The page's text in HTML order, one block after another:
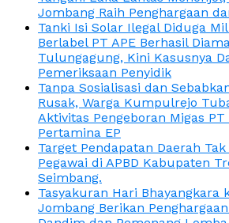
Jombang Raih Penghargaan
Tanki Isi Solar Ilegal Diduga
Berlabel PT APE Berhasil
Tulungagung, Kini Kasusnya
Pemeriksaan Penyidik
Tanpa Sosialisasi dan
Rusak, Warga Kumpulrejo
Aktivitas Pengeboran Migas PT
Pertamina EP
Target Pendapatan Daerah
Pegawai di APBD Kabupaten
Seimbang.
Tasyakuran Hari Bhayangkara
Jombang Berikan